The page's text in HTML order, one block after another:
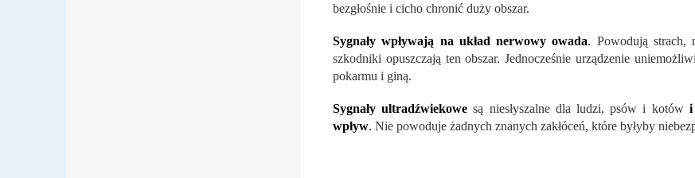
bezgłośnie i cicho chronić duży obszar.
Sygnały wpływają na układ nerwowy owada. Powodują
szkodniki opuszczają ten obszar. Jednocześnie urządzenie
pokarmu i giną.
Sygnały ultradźwiekowe są niesłyszalne dla ludzi, psów i kotów i
wpływ. Nie powoduje żadnych znanych zakłóceń, które byłyby